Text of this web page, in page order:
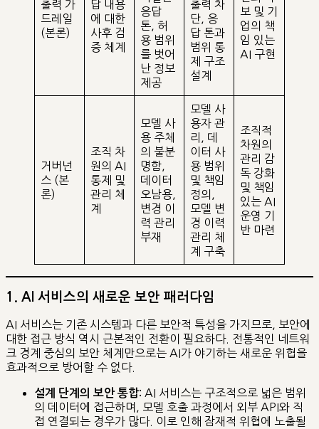
출력 가
드레일
(본론)
답 내용
에 대한
사후 검
증 체계
응답
톤, 허
용 범위
를 벗어
난 정보
제공
출력 차
단, 응
답 톤과
범위 통
제 구조
설계
보 및 기
업의 책
임 있는
AI 구현
거버넌
스 (본
론)
조직 차
원의 AI
통제 및
관리 체
계
모델 사
용 주체
의 불분
명함,
데이터
오남용,
변경 이
력 관리
부재
모델 사
용자 관
리, 데
이터 사
용 범위
및 책임
정의,
모델 변
경 이력
관리 체
계 구축
조직적
차원의
관리 감
독 강화
및 책임
있는 AI
운영 기
반 마련
1. AI 서비스의 새로운 보안 패러다임
AI 서비스는 기존 시스템과 다른 보안적 특성을 가지므로, 보안에
대한 접근 방식 역시 근본적인 전환이 필요하다. 전통적인 네트워
크 경계 중심의 보안 체계만으로는 AI가 야기하는 새로운 위협을
효과적으로 방어할 수 없다.
설계 단계의 보안 통합: AI 서비스는 구조적으로 넓은 범위
의 데이터에 접근하며, 모델 호출 과정에서 외부 API와 직
접 연결되는 경우가 많다. 이로 인해 잠재적 위협에 노출될